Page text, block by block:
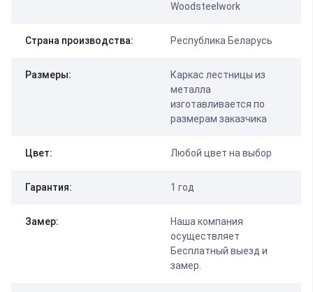
Woodsteelwork
Страна производства: Республика Беларусь
Размеры:
Каркас лестницы из
металла
изготавливается по
размерам заказчика
Цвет: Любой цвет на выбор
Гарантия: 1 год
Замер:
Наша компания
осуществляет
Бесплатный выезд и
замер.